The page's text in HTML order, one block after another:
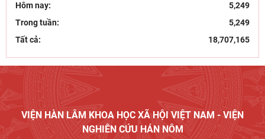
Hôm nay:
5,249
Trong tuần:
5,249
Tất cả:
18,707,165
VIỆN HÀN LÂM KHOA HỌC XÃ HỘI VIỆT NAM - VIỆN
NGHIÊN CỨU HÁN NÔM